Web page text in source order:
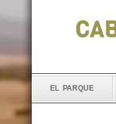
el parque